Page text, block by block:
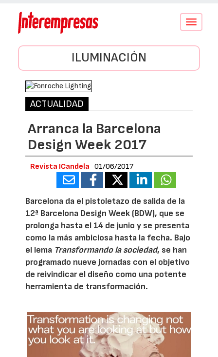
Conmutar
ILUMINACIÓN
ACTUALIDAD
Arranca la Barcelona
Design Week 2017
Revista ICandela 01/06/2017
Barcelona da el pistoletazo de salida de la
12ª Barcelona Design Week (BDW), que se
prolonga hasta el 14 de junio y se presenta
como la más ambiciosa hasta la fecha. Bajo
el lema Transformando la sociedad, se han
programado nueve jornadas con el objetivo
de reivindicar el diseño como una potente
herramienta de transformación.